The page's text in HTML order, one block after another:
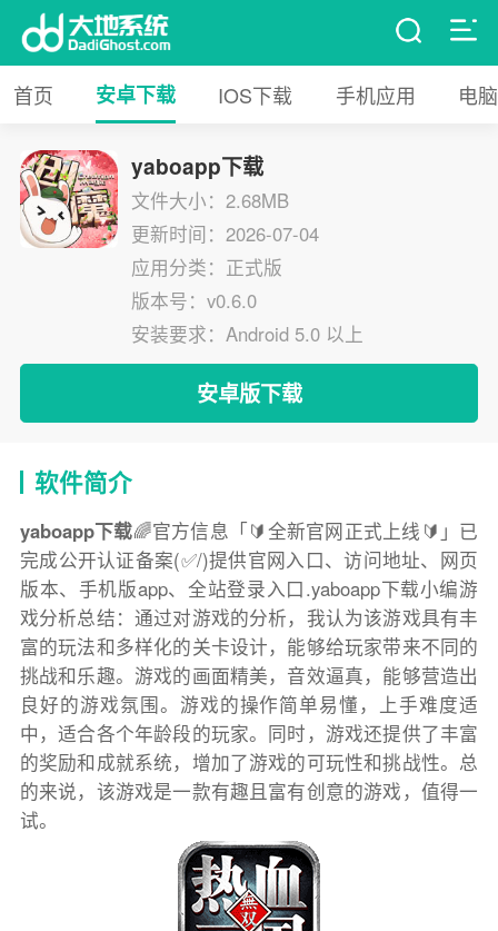
首页 安卓下载 IOS下载 手机应用 电
yaboapp下载
文件大小：2.68MB
更新时间：2026-07-04
应用分类：正式版
版本号：v0.6.0
安装要求：Android 5.0 以上
安卓版下载
软件简介
yaboapp下载🌈官方信息「🔰全新官网正式上线🔰」已
完成公开认证备案(✅/)提供官网入口、访问地址、网页
版本、手机版app、全站登录入口.yaboapp下载小编游
戏分析总结：通过对游戏的分析，我认为该游戏具有丰
富的玩法和多样化的关卡设计，能够给玩家带来不同的
挑战和乐趣。游戏的画面精美，音效逼真，能够营造出
良好的游戏氛围。游戏的操作简单易懂，上手难度适
中，适合各个年龄段的玩家。同时，游戏还提供了丰富
的奖励和成就系统，增加了游戏的可玩性和挑战性。总
的来说，该游戏是一款有趣且富有创意的游戏，值得一
试。